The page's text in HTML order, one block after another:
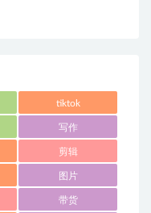
tiktok
写作
剪辑
图片
带货